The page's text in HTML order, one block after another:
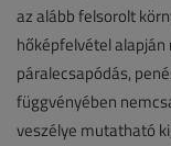
az alább felsorolt
hőképfelvétel
páralecsapódás,
függvényében
veszélye mutatható